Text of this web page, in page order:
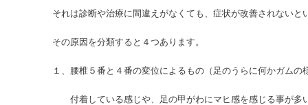
それは診断や治療に間違えがなくても、症状が改善されない
その原因を分類すると４つあります。
１、腰椎５番と４番の変位によるもの（足のうらに何かガムの
付着している感じや、足の甲がわにマヒ感を感じる事が多